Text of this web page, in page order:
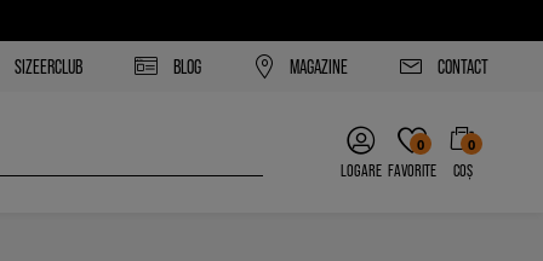
SIZEERCLUB BLOG MAGAZINE CONTACT
LOGARE
0
FAVORITE
0
COȘ